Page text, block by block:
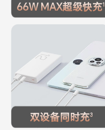
66W MAX超级快充1
双设备同时充3